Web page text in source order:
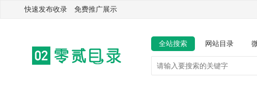
快速发布收录 免费推广展示
全站搜索 网站目录